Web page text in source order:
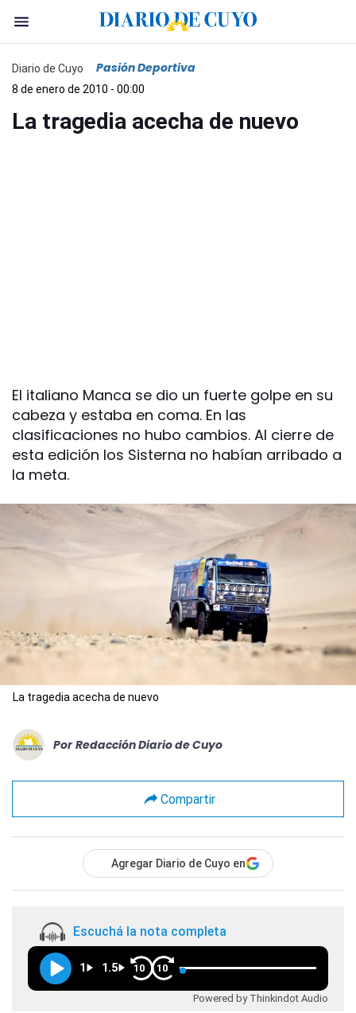
Diario de Cuyo Pasión Deportiva
8 de enero de 2010 - 00:00
La tragedia acecha de nuevo
El italiano Manca se dio un fuerte golpe en su
cabeza y estaba en coma. En las
clasificaciones no hubo cambios. Al cierre de
esta edición los Sisterna no habían arribado a
la meta.
La tragedia acecha de nuevo
Por Redacción Diario de Cuyo
Compartir
Agregar Diario de Cuyo en
Escuchá la nota completa
1 1.5 10 10
Powered by Thinkindot Audio